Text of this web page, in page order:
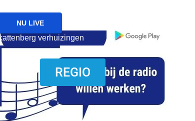
kattenberg verhuizingen
NU LIVE
REGIO